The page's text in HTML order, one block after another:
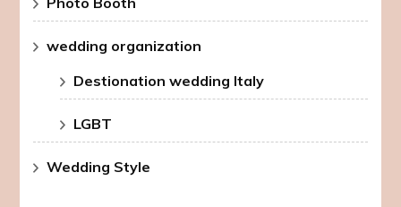
wedding organization
Destionation wedding Italy
LGBT
Wedding Style